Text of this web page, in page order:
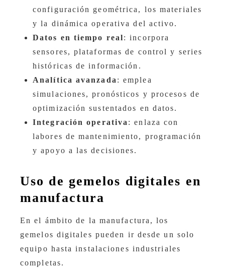
configuración geométrica, los materiales
y la dinámica operativa del activo.
Datos en tiempo real: incorpora
sensores, plataformas de control y series
históricas de información.
Analítica avanzada : emplea
simulaciones, pronósticos y procesos de
optimización sustentados en datos.
Integración operativa : enlaza con
labores de mantenimiento, programación
y apoyo a las decisiones.
Uso de gemelos digitales en
manufactura
En el ámbito de la manufactura, los
gemelos digitales pueden ir desde un solo
equipo hasta instalaciones industriales
completas.